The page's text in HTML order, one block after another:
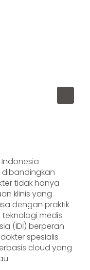
tidak hanya
klinis yang
dengan praktik
medis
(IDI) berperan
spesialis
cloud yang